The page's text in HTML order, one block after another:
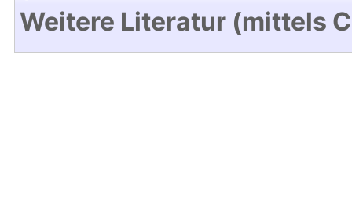
Weitere Literatur (mittels